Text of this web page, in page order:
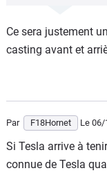
Ce sera justement
casting avant et
Par F18Hornet Le
Si Tesla arrive à
connue de Tesla